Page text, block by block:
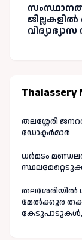
Thalassery
തലശ്ശേരി
ഡോക്ടർമാർ
ധർമടം
തലശേരിയിൽ
മേൽക്കൂര